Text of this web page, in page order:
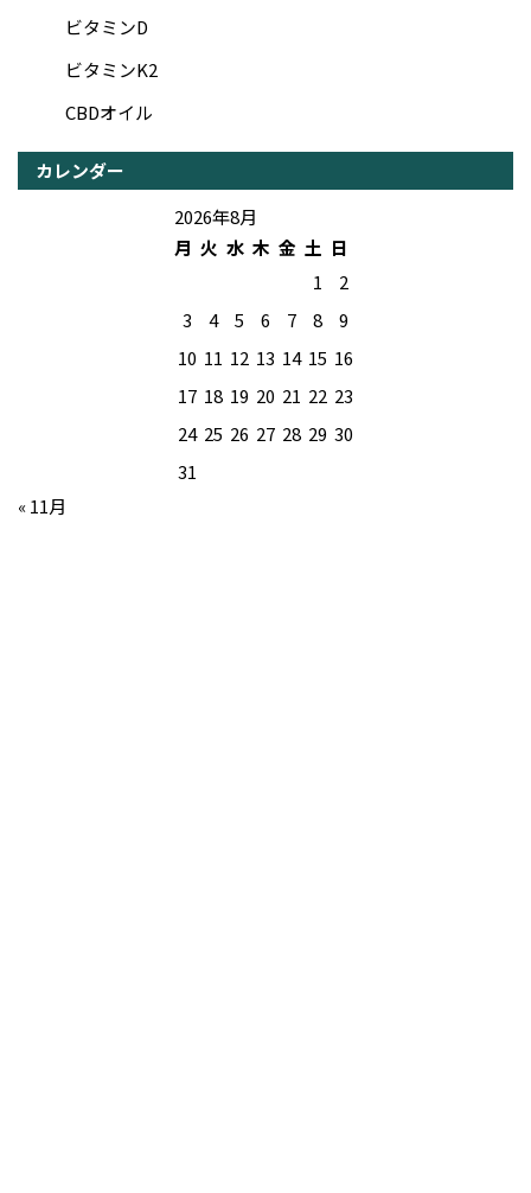
ビタミンD
ビタミンK2
CBDオイル
カレンダー
2026年8月
月 火 水 木 金 土 日
1
2
3
4 5 6 7 8
9
10 11 12 13 14 15 16
17 18 19 20 21 22 23
24 25 26 27 28 29 30
31
« 11月